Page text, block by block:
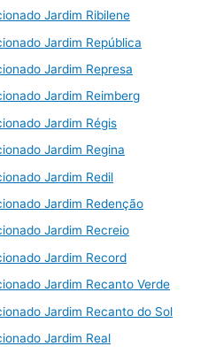
Jardim Ribilene
Jardim República
Jardim Represa
Jardim Reimberg
Jardim Régis
Jardim Regina
Jardim Redil
Jardim Redenção
Jardim Recreio
Jardim Record
Jardim Recanto Verde
Jardim Recanto do Sol
Jardim Real